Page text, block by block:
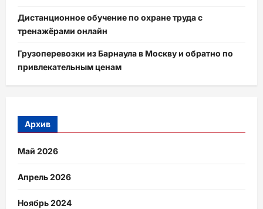
Дистанционное обучение по охране труда с
тренажёрами онлайн
Грузоперевозки из Барнаула в Москву и обратно по
привлекательным ценам
Архив
Май 2026
Апрель 2026
Ноябрь 2024